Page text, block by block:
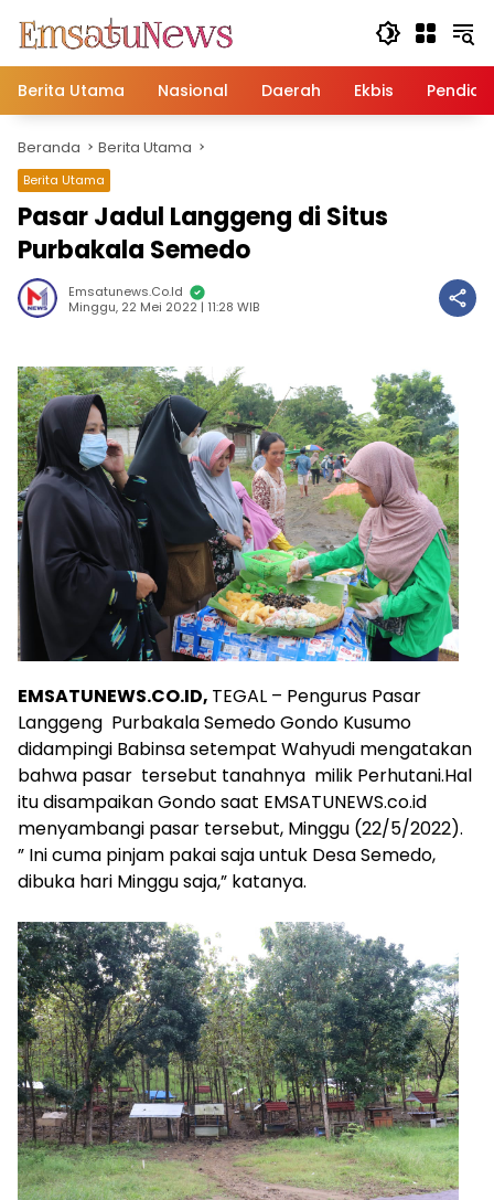
konten
Berita Utama
Nasional Daerah Ekbis
Beranda Berita Utama
Berita Utama
Pasar Jadul Langgeng di Situs
Purbakala Semedo
Emsatunews.co.id
Minggu, 22 Mei 2022 | 11:28 WIB
EMSATUNEWS.CO.ID, TEGAL – Pengurus Pasar
Langgeng Purbakala Semedo Gondo Kusumo
didampingi Babinsa setempat Wahyudi mengatakan
bahwa pasar tersebut tanahnya milik Perhutani.Hal
itu disampaikan Gondo saat EMSATUNEWS.co.id
menyambangi pasar tersebut, Minggu (22/5/2022).
” Ini cuma pinjam pakai saja untuk Desa Semedo,
dibuka hari Minggu saja,” katanya.